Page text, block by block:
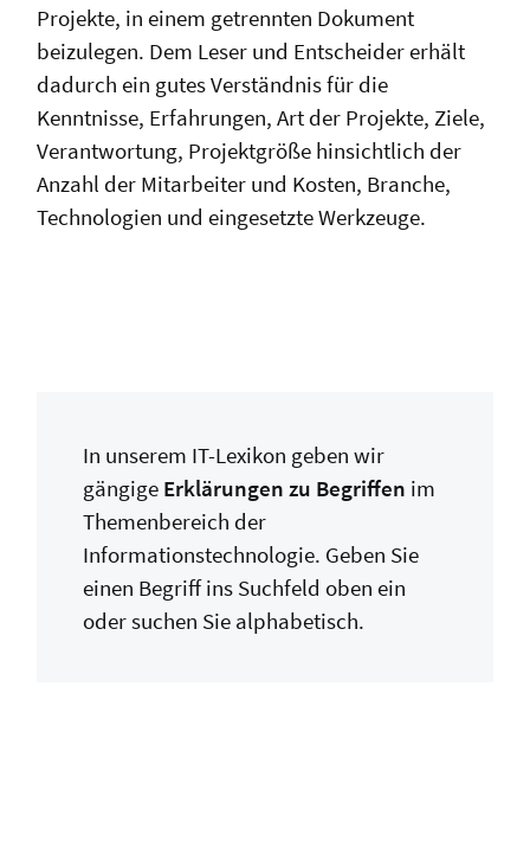
Projekte, in einem getrennten Dokument
beizulegen. Dem Leser und Entscheider erhält
dadurch ein gutes Verständnis für die
Kenntnisse, Erfahrungen, Art der Projekte, Ziele,
Verantwortung, Projektgröße hinsichtlich der
Anzahl der Mitarbeiter und Kosten, Branche,
Technologien und eingesetzte Werkzeuge.
In unserem IT-Lexikon geben wir
gängige Erklärungen zu Begriffen im
Themenbereich der
Informationstechnologie. Geben Sie
einen Begriff ins Suchfeld oben ein
oder suchen Sie alphabetisch.